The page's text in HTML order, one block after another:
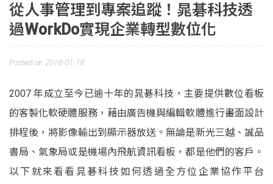
從人事管理到專案追蹤！晁碁科技透
過WorkDo實現企業轉型數位化
Posted on 2018-01-18
2007 年成立至今已逾十年的晁碁科技，主要提供數位看板
的客製化軟硬體服務，藉由廣告機與編輯軟體進行畫面設計
排程後，將影像輸出到顯示器放送。無論是新光三越、誠品
書局、氣象局或是機場內飛航資訊看板，都是他們的客戶。
以下就來看看晁碁科技如何透過全方位企業協作平台